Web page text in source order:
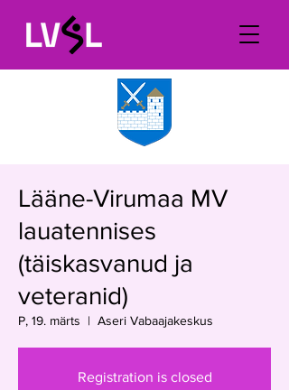
Lääne-Virumaa MV
lauatennises
(täiskasvanud ja
veteranid)
P, 19. märts
  |
Aseri Vabaajakeskus
Registration is closed